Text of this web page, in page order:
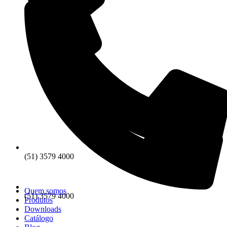
(51) 3579 4000
(51) 3579 4000
Quem somos
Produtos
Downloads
Catálogo